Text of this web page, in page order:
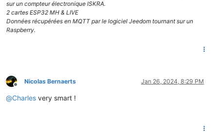
sur un compteur électronique ISKRA.
2 cartes ESP32 MH & LIVE
Données récupérées en MQTT par le logiciel Jeedom tournant sur un
Raspberry.
Offline
Nicolas Bernaerts Jan 26, 2024, 8:29 PM
@Charles very smart !